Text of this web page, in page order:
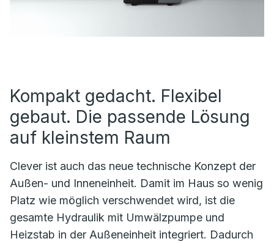
Kompakt gedacht. Flexibel
gebaut. Die passende Lösung
auf kleinstem Raum
Clever ist auch das neue technische Konzept der
Außen- und Inneneinheit. Damit im Haus so wenig
Platz wie möglich verschwendet wird, ist die
gesamte Hydraulik mit Umwälzpumpe und
Heizstab in der Außeneinheit integriert. Dadurch